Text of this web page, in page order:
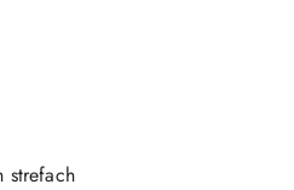
strefach